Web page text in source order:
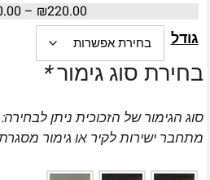
₪220.00
–
גודל
בחירת סוג גימור*
סוג הגימור של הזכוכית ניתן
מתחבר ישירות לקיר או גימור